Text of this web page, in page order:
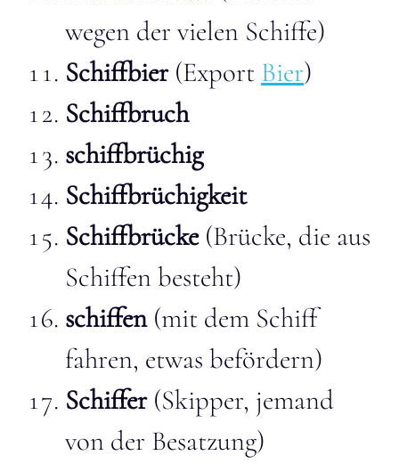
wegen der vielen Schiffe)
Schiffbier(Export Bier)
Schiffbruch
schiffbrüchig
Schiffbrüchigkeit
Schiffbrücke(Brücke, die aus
Schiffen besteht)
schiffen(mit dem Schiff
fahren, etwas befördern)
Schiffer(Skipper, jemand
von der Besatzung)